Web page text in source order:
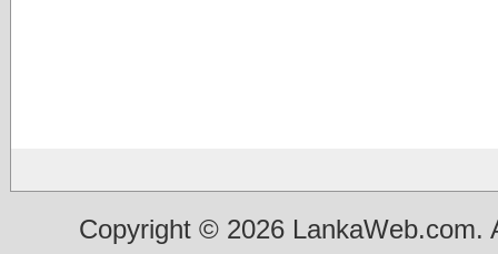
Copyright © 2026 LankaWeb.com.